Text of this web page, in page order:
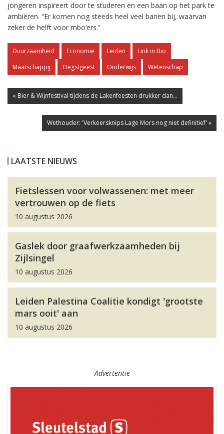
jongeren inspireert door te studeren en een baan op het park te
ambiëren. “Er komen nog steeds heel veel banen bij, waarvan
zeker de helft voor mbo’ers.”
Duurzaamheid Economie Leiden
Link in Bio
Maatschappij
Oegstgeest Onderwijs Wetenschap
« Bier & Wijnfestival tijdens de Lakenfeesten drukker dan...
Wethouder: 'Verkeersknips Lage Mors nog niet definitief' »
LAATSTE NIEUWS
Fietslessen voor volwassenen: met meer
vertrouwen op de fiets
10 augustus 2026
Gaslek door graafwerkzaamheden bij
Zijlsingel
10 augustus 2026
Leiden Palestina Coalitie kondigt 'grootste
mars ooit' aan
10 augustus 2026
Advertentie